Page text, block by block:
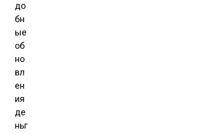
до
бн
ые
об
но
вл
ен
ия
де
ньг